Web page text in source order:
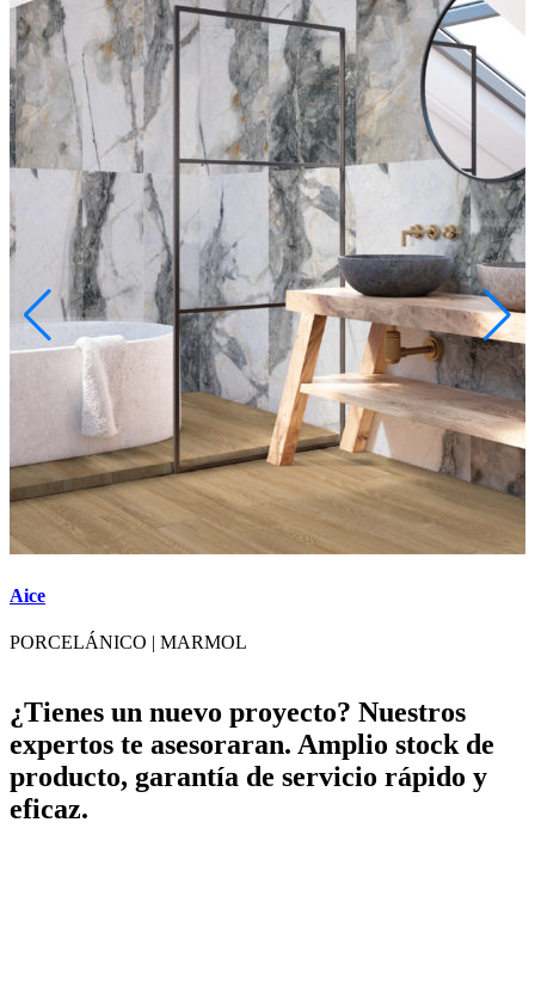
Aice
PORCELÁNICO | MARMOL
¿Tienes un nuevo proyecto? Nuestros
expertos te asesoraran. Amplio stock de
producto, garantía de servicio rápido y
eficaz.